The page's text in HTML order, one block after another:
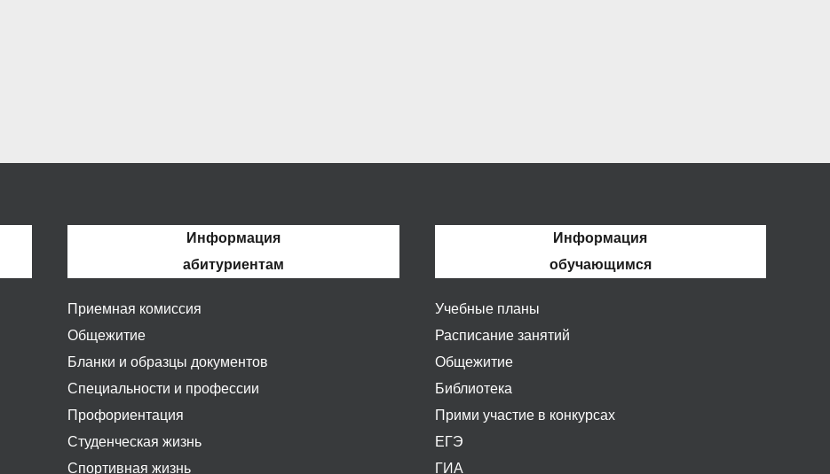
Информация
абитуриентам
Приемная комиссия
Общежитие
Бланки и образцы документов
Специальности и профессии
Профориентация
Студенческая жизнь
Спортивная жизнь
Информация
обучающимся
Учебные планы
Расписание занятий
Общежитие
Библиотека
Прими участие в конкурсах
ЕГЭ
ГИА